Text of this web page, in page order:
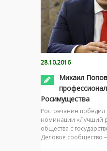
28.10.2016
Михаил
Росимущества
Ростовчанин победил
номинации «Лучший
общества с
Деловое сообщество